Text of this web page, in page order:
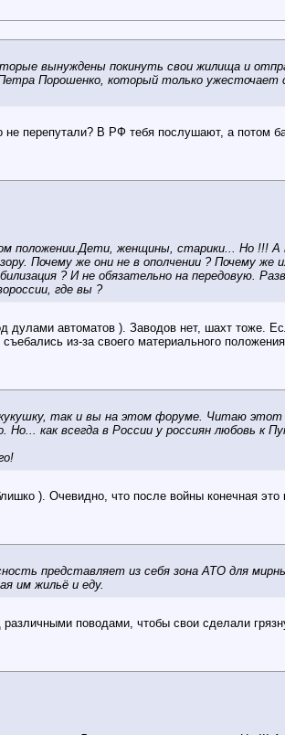
вынуждены покинуть свои жилища и
Порошенко, который только
не перепутали? В РФ тебя послушают, а потом
положении.Дети, женщины, старики... Но !!!
Почему же они не в ополчении ? Почему
? И не обязательно на передовую.
где вы ?
дулами автоматов ). Заводов нет, шахт тоже.
из-за своего материального
так и вы на этом форуме. Читаю
как всегда в России у россиян любовь к
). Очевидно, что после войны конечная это
представляет из себя зона АТО для
им жильё и еду.
поводами, чтобы свои сделали